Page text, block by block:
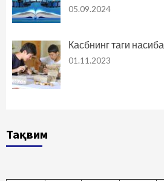
05.09.2024
Касбнинг таги насиба
01.11.2023
Тақвим